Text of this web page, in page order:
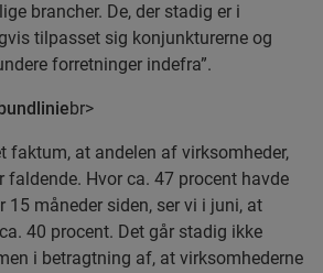
brancher. De, der stadig er i
tilpasset sig konjunkturerne og
forretninger indefra”.
br>
faktum, at andelen af virksomheder,
faldende. Hvor ca. 47 procent havde
15 måneder siden, ser vi i juni, at
40 procent. Det går stadig ikke
i betragtning af, at virksomhederne